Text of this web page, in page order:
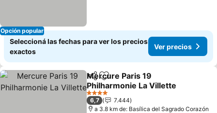
Opción popular
Seleccioná las fechas para ver los precios
exactos
Ver precios
CompartirAñadir a favoritos
Mercure Paris 19
Philharmonie La Villette
4 Estrellas
6,7
7.444
a 3.8 km de: Basílica del Sagrado Corazón